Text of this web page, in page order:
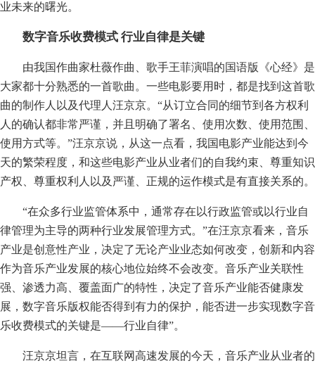
业未来的曙光。
数字音乐收费模式 行业自律是关键
由我国作曲家杜薇作曲、歌手王菲演唱的国语版《心经》是
大家都十分熟悉的一首歌曲。一些电影要用时，都是找到这首歌
曲的制作人以及代理人汪京京。“从订立合同的细节到各方权利
人的确认都非常严谨，并且明确了署名、使用次数、使用范围、
使用方式等。”汪京京说，从这一点看，我国电影产业能达到今
天的繁荣程度，和这些电影产业从业者们的自我约束、尊重知识
产权、尊重权利人以及严谨、正规的运作模式是有直接关系的。
“在众多行业监管体系中，通常存在以行政监管或以行业自
律管理为主导的两种行业发展管理方式。”在汪京京看来，音乐
产业是创意性产业，决定了无论产业业态如何改变，创新和内容
作为音乐产业发展的核心地位始终不会改变。音乐产业关联性
强、渗透力高、覆盖面广的特性，决定了音乐产业能否健康发
展，数字音乐版权能否得到有力的保护，能否进一步实现数字音
乐收费模式的关键是——行业自律”。
汪京京坦言，在互联网高速发展的今天，音乐产业从业者的